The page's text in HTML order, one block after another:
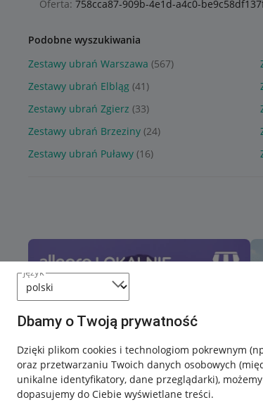
język
Dbamy o Twoją prywatność
Dzięki plikom cookies i technologiom pokrewnym
oraz przetwarzaniu Twoich danych osobowych
unikalne identyfikatory, dane przeglądarki),
dopasujemy do Ciebie wyświetlane treści.
Oferta: 758cca87-909b-4e1d-a4c0-
Podobne wyszukiwania
Zestawy ubrań Warszawa (567)
Zestawy ubrań Elbląg (41)
Zestawy ubrań Zgierz (33)
Zestawy ubrań Brzeziny (24)
Zestawy ubrań Puławy (16)